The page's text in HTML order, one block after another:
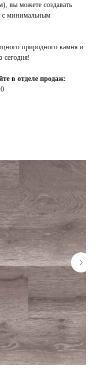
вы можете создавать
с минимальным
природного камня и
сегодня!
в отделе продаж: